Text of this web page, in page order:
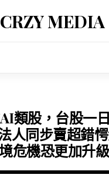
CRZY MEDIA
類股，台股一
人同步賣超錯
危機恐更加升